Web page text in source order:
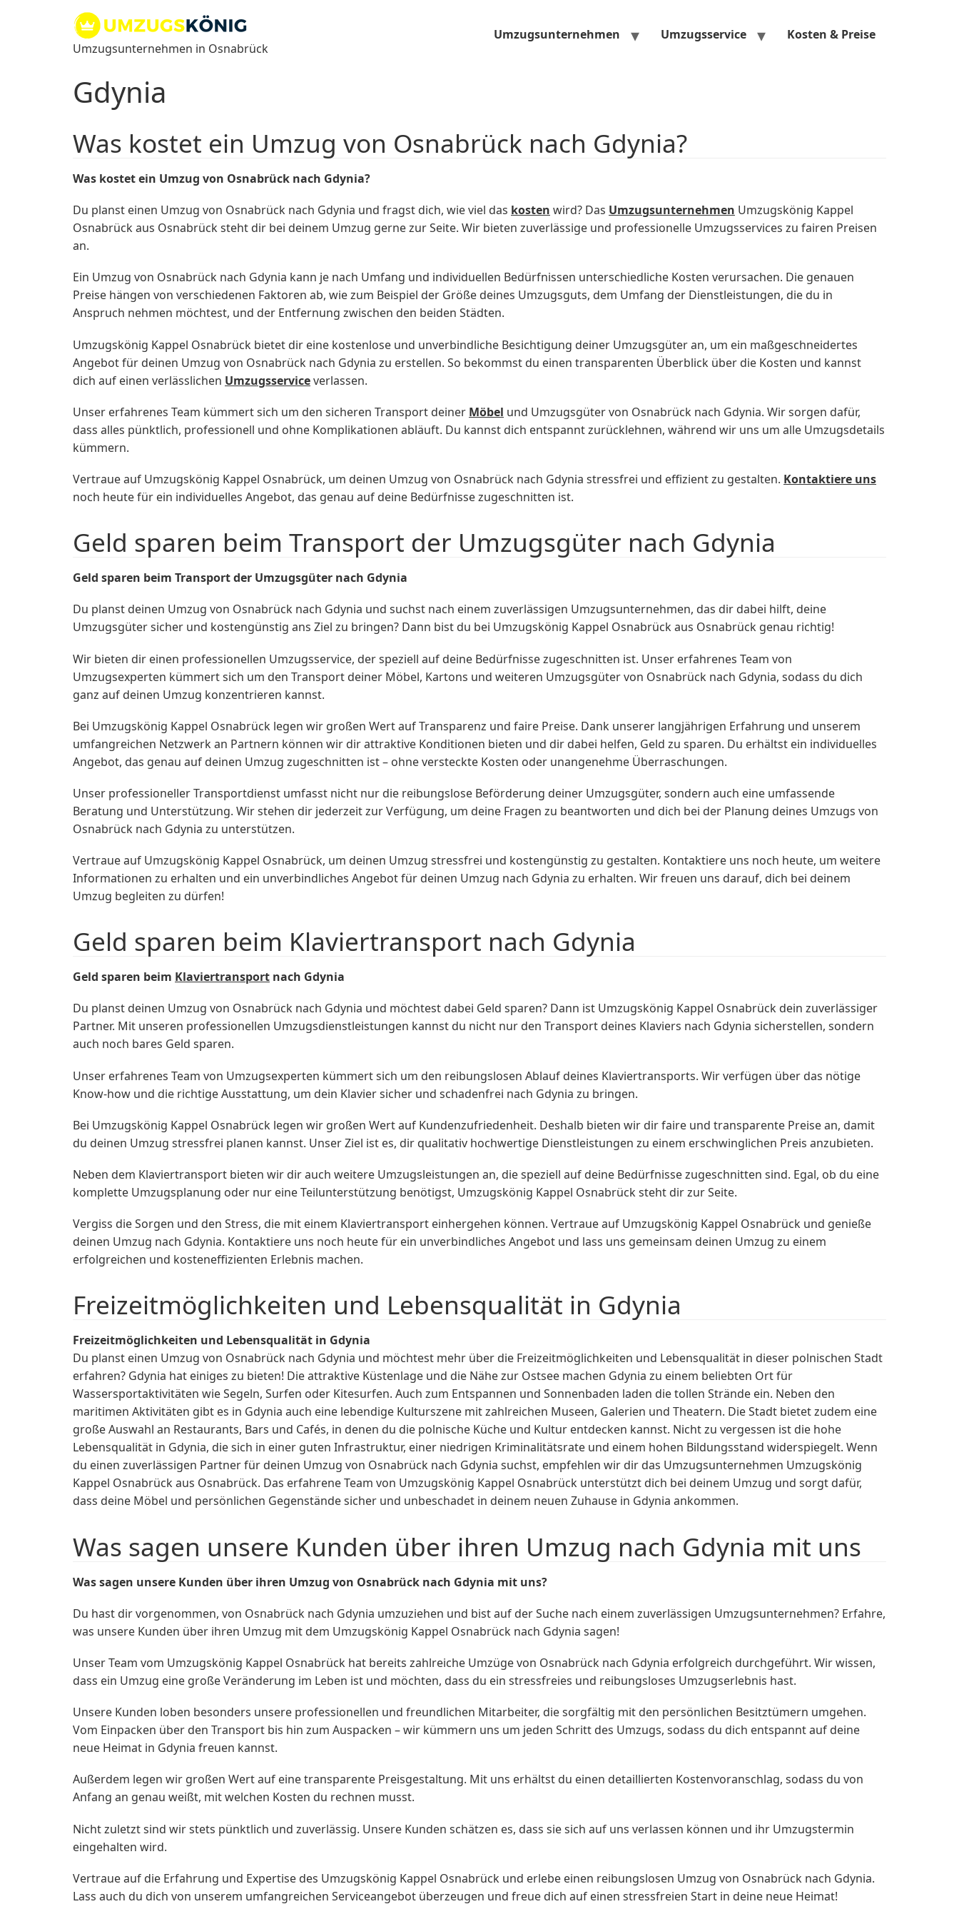
Umzugsunternehmen in Osnabrück
Umzugsunternehmen Umzugsservice Kosten & Preise
Gdynia
Was kostet ein Umzug von Osnabrück nach Gdynia?
Was kostet ein Umzug von Osnabrück nach Gdynia?
Du planst einen Umzug von Osnabrück nach Gdynia und fragst dich, wie viel das kosten wird? Das Umzugsunternehmen Umzugskönig Kappel
Osnabrück aus Osnabrück steht dir bei deinem Umzug gerne zur Seite. Wir bieten zuverlässige und professionelle Umzugsservices zu fairen Preisen
an.
Ein Umzug von Osnabrück nach Gdynia kann je nach Umfang und individuellen Bedürfnissen unterschiedliche Kosten verursachen. Die genauen
Preise hängen von verschiedenen Faktoren ab, wie zum Beispiel der Größe deines Umzugsguts, dem Umfang der Dienstleistungen, die du in
Anspruch nehmen möchtest, und der Entfernung zwischen den beiden Städten.
Umzugskönig Kappel Osnabrück bietet dir eine kostenlose und unverbindliche Besichtigung deiner Umzugsgüter an, um ein maßgeschneidertes
Angebot für deinen Umzug von Osnabrück nach Gdynia zu erstellen. So bekommst du einen transparenten Überblick über die Kosten und kannst
dich auf einen verlässlichen Umzugsserviceverlassen.
Unser erfahrenes Team kümmert sich um den sicheren Transport deiner Möbel und Umzugsgüter von Osnabrück nach Gdynia. Wir sorgen dafür,
dass alles pünktlich, professionell und ohne Komplikationen abläuft. Du kannst dich entspannt zurücklehnen, während wir uns um alle Umzugsdetails
kümmern.
Vertraue auf Umzugskönig Kappel Osnabrück, um deinen Umzug von Osnabrück nach Gdynia stressfrei und effizient zu gestalten. Kontaktiere uns
noch heute für ein individuelles Angebot, das genau auf deine Bedürfnisse zugeschnitten ist.
Geld sparen beim Transport der Umzugsgüter nach Gdynia
Geld sparen beim Transport der Umzugsgüter nach Gdynia
Du planst deinen Umzug von Osnabrück nach Gdynia und suchst nach einem zuverlässigen Umzugsunternehmen, das dir dabei hilft, deine
Umzugsgüter sicher und kostengünstig ans Ziel zu bringen? Dann bist du bei Umzugskönig Kappel Osnabrück aus Osnabrück genau richtig!
Wir bieten dir einen professionellen Umzugsservice, der speziell auf deine Bedürfnisse zugeschnitten ist. Unser erfahrenes Team von
Umzugsexperten kümmert sich um den Transport deiner Möbel, Kartons und weiteren Umzugsgüter von Osnabrück nach Gdynia, sodass du dich
ganz auf deinen Umzug konzentrieren kannst.
Bei Umzugskönig Kappel Osnabrück legen wir großen Wert auf Transparenz und faire Preise. Dank unserer langjährigen Erfahrung und unserem
umfangreichen Netzwerk an Partnern können wir dir attraktive Konditionen bieten und dir dabei helfen, Geld zu sparen. Du erhältst ein individuelles
Angebot, das genau auf deinen Umzug zugeschnitten ist – ohne versteckte Kosten oder unangenehme Überraschungen.
Unser professioneller Transportdienst umfasst nicht nur die reibungslose Beförderung deiner Umzugsgüter, sondern auch eine umfassende
Beratung und Unterstützung. Wir stehen dir jederzeit zur Verfügung, um deine Fragen zu beantworten und dich bei der Planung deines Umzugs von
Osnabrück nach Gdynia zu unterstützen.
Vertraue auf Umzugskönig Kappel Osnabrück, um deinen Umzug stressfrei und kostengünstig zu gestalten. Kontaktiere uns noch heute, um weitere
Informationen zu erhalten und ein unverbindliches Angebot für deinen Umzug nach Gdynia zu erhalten. Wir freuen uns darauf, dich bei deinem
Umzug begleiten zu dürfen!
Geld sparen beim Klaviertransport nach Gdynia
Geld sparen beim Klaviertransport nach Gdynia
Du planst deinen Umzug von Osnabrück nach Gdynia und möchtest dabei Geld sparen? Dann ist Umzugskönig Kappel Osnabrück dein zuverlässiger
Partner. Mit unseren professionellen Umzugsdienstleistungen kannst du nicht nur den Transport deines Klaviers nach Gdynia sicherstellen, sondern
auch noch bares Geld sparen.
Unser erfahrenes Team von Umzugsexperten kümmert sich um den reibungslosen Ablauf deines Klaviertransports. Wir verfügen über das nötige
Know-how und die richtige Ausstattung, um dein Klavier sicher und schadenfrei nach Gdynia zu bringen.
Bei Umzugskönig Kappel Osnabrück legen wir großen Wert auf Kundenzufriedenheit. Deshalb bieten wir dir faire und transparente Preise an, damit
du deinen Umzug stressfrei planen kannst. Unser Ziel ist es, dir qualitativ hochwertige Dienstleistungen zu einem erschwinglichen Preis anzubieten.
Neben dem Klaviertransport bieten wir dir auch weitere Umzugsleistungen an, die speziell auf deine Bedürfnisse zugeschnitten sind. Egal, ob du eine
komplette Umzugsplanung oder nur eine Teilunterstützung benötigst, Umzugskönig Kappel Osnabrück steht dir zur Seite.
Vergiss die Sorgen und den Stress, die mit einem Klaviertransport einhergehen können. Vertraue auf Umzugskönig Kappel Osnabrück und genieße
deinen Umzug nach Gdynia. Kontaktiere uns noch heute für ein unverbindliches Angebot und lass uns gemeinsam deinen Umzug zu einem
erfolgreichen und kosteneffizienten Erlebnis machen.
Freizeitmöglichkeiten und Lebensqualität in Gdynia
Freizeitmöglichkeiten und Lebensqualität in Gdynia
Du planst einen Umzug von Osnabrück nach Gdynia und möchtest mehr über die Freizeitmöglichkeiten und Lebensqualität in dieser polnischen Stadt
erfahren? Gdynia hat einiges zu bieten! Die attraktive Küstenlage und die Nähe zur Ostsee machen Gdynia zu einem beliebten Ort für
Wassersportaktivitäten wie Segeln, Surfen oder Kitesurfen. Auch zum Entspannen und Sonnenbaden laden die tollen Strände ein. Neben den
maritimen Aktivitäten gibt es in Gdynia auch eine lebendige Kulturszene mit zahlreichen Museen, Galerien und Theatern. Die Stadt bietet zudem eine
große Auswahl an Restaurants, Bars und Cafés, in denen du die polnische Küche und Kultur entdecken kannst. Nicht zu vergessen ist die hohe
Lebensqualität in Gdynia, die sich in einer guten Infrastruktur, einer niedrigen Kriminalitätsrate und einem hohen Bildungsstand widerspiegelt. Wenn
du einen zuverlässigen Partner für deinen Umzug von Osnabrück nach Gdynia suchst, empfehlen wir dir das Umzugsunternehmen Umzugskönig
Kappel Osnabrück aus Osnabrück. Das erfahrene Team von Umzugskönig Kappel Osnabrück unterstützt dich bei deinem Umzug und sorgt dafür,
dass deine Möbel und persönlichen Gegenstände sicher und unbeschadet in deinem neuen Zuhause in Gdynia ankommen.
Was sagen unsere Kunden über ihren Umzug nach Gdynia mit uns
Was sagen unsere Kunden über ihren Umzug von Osnabrück nach Gdynia mit uns?
Du hast dir vorgenommen, von Osnabrück nach Gdynia umzuziehen und bist auf der Suche nach einem zuverlässigen Umzugsunternehmen? Erfahre,
was unsere Kunden über ihren Umzug mit dem Umzugskönig Kappel Osnabrück nach Gdynia sagen!
Unser Team vom Umzugskönig Kappel Osnabrück hat bereits zahlreiche Umzüge von Osnabrück nach Gdynia erfolgreich durchgeführt. Wir wissen,
dass ein Umzug eine große Veränderung im Leben ist und möchten, dass du ein stressfreies und reibungsloses Umzugserlebnis hast.
Unsere Kunden loben besonders unsere professionellen und freundlichen Mitarbeiter, die sorgfältig mit den persönlichen Besitztümern umgehen.
Vom Einpacken über den Transport bis hin zum Auspacken – wir kümmern uns um jeden Schritt des Umzugs, sodass du dich entspannt auf deine
neue Heimat in Gdynia freuen kannst.
Außerdem legen wir großen Wert auf eine transparente Preisgestaltung. Mit uns erhältst du einen detaillierten Kostenvoranschlag, sodass du von
Anfang an genau weißt, mit welchen Kosten du rechnen musst.
Nicht zuletzt sind wir stets pünktlich und zuverlässig. Unsere Kunden schätzen es, dass sie sich auf uns verlassen können und ihr Umzugstermin
eingehalten wird.
Vertraue auf die Erfahrung und Expertise des Umzugskönig Kappel Osnabrück und erlebe einen reibungslosen Umzug von Osnabrück nach Gdynia.
Lass auch du dich von unserem umfangreichen Serviceangebot überzeugen und freue dich auf einen stressfreien Start in deine neue Heimat!